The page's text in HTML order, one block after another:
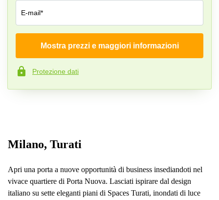
E-mail*
Azienda*
Numero di telefono*
Mostra prezzi e maggiori informazioni
Protezione dati
Milano, Turati
Apri una porta a nuove opportunità di business insediandoti nel
vivace quartiere di Porta Nuova. Lasciati ispirare dal design
italiano su sette eleganti piani di Spaces Turati, inondati di luce